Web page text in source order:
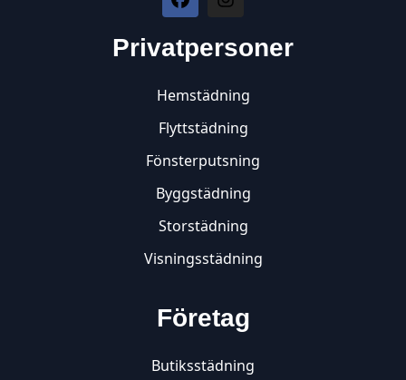
Privatpersoner
Hemstädning
Flyttstädning
Fönsterputsning
Byggstädning
Storstädning
Visningsstädning
Företag
Butiksstädning